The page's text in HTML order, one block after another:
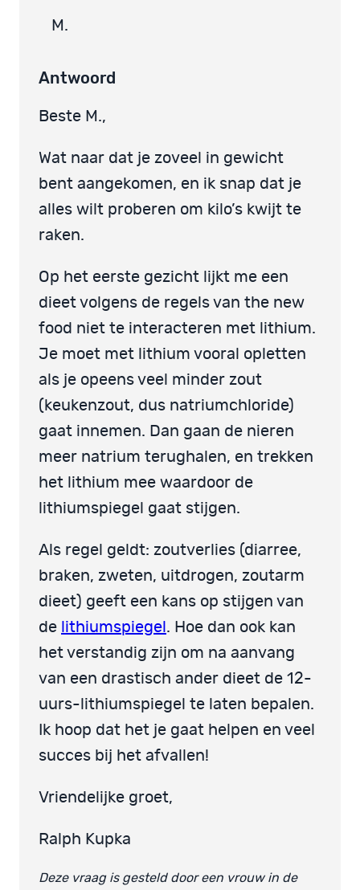
M.
Antwoord
Beste M.,
Wat naar dat je zoveel in gewicht
bent aangekomen, en ik snap dat je
alles wilt proberen om kilo’s kwijt te
raken.
Op het eerste gezicht lijkt me een
dieet volgens de regels van the new
food niet te interacteren met lithium.
Je moet met lithium vooral opletten
als je opeens veel minder zout
(keukenzout, dus natriumchloride)
gaat innemen. Dan gaan de nieren
meer natrium terughalen, en trekken
het lithium mee waardoor de
lithiumspiegel gaat stijgen.
Als regel geldt: zoutverlies (diarree,
braken, zweten, uitdrogen, zoutarm
dieet) geeft een kans op stijgen van
de lithiumspiegel . Hoe dan ook kan
het verstandig zijn om na aanvang
van een drastisch ander dieet de 12-
uurs-lithiumspiegel te laten bepalen.
Ik hoop dat het je gaat helpen en veel
succes bij het afvallen!
Vriendelijke groet,
Ralph Kupka
Deze vraag is gesteld door een vrouw in de